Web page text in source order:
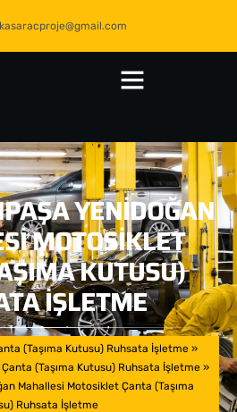
YENIDOĞAN
MOTOSIKLET
KUTUSU)
İŞLETME
(Taşıma Kutusu) Ruhsata İşletme »
(Taşıma Kutusu) Ruhsata İşletme »
Mahallesi Motosiklet Çanta (Taşıma
Ruhsata İşletme